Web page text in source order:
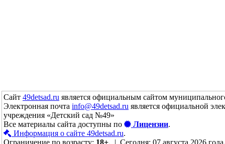
Сайт 49detsad.ru является официальным сайтом
Электронная почта info@49detsad.ru является официальной
учреждения «Детский сад №49»
Все материалы сайта доступны по
Лицензии.
Информация о сайте 49detsad.ru.
Ограничение по возрасту: 18+. | Сегодня: 07 августа 2026